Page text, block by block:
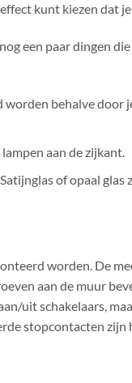
kunt kiezen dat
een paar dingen
behalve door
aan de zijkant.
of opaal
worden. De
aan de muur
uit schakelaars,
stopcontacten